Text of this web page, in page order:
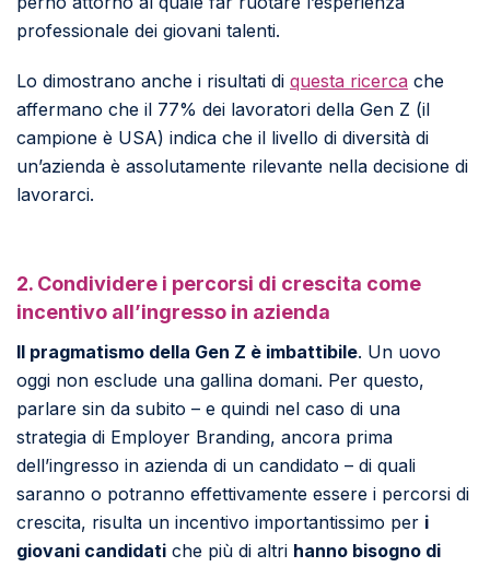
professionale dei giovani talenti.
Lo dimostrano anche i risultati di questa ricerca che
affermano che il 77% dei lavoratori della Gen Z (il
campione è USA) indica che il livello di diversità di
un’azienda è assolutamente rilevante nella decisione di
lavorarci.
2. Condividere i percorsi di crescita come
incentivo all’ingresso in azienda
Il pragmatismo della Gen Z è imbattibile. Un uovo
oggi non esclude una gallina domani. Per questo,
parlare sin da subito – e quindi nel caso di una
strategia di Employer Branding, ancora prima
dell’ingresso in azienda di un candidato – di quali
saranno o potranno effettivamente essere i percorsi di
crescita, risulta un incentivo importantissimo per i
giovani candidati che più di altri hanno bisogno di